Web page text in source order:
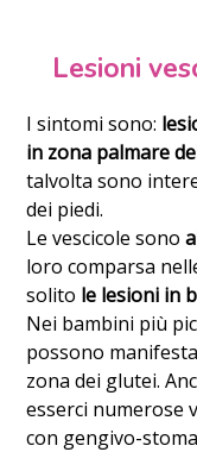
Lesioni
I sintomi sono:
in zona palmare
talvolta sono
dei piedi.
Le vescicole sono
loro comparsa
solito le lesioni in
Nei bambini più
possono
zona dei glutei.
esserci numerose
con gengivo-